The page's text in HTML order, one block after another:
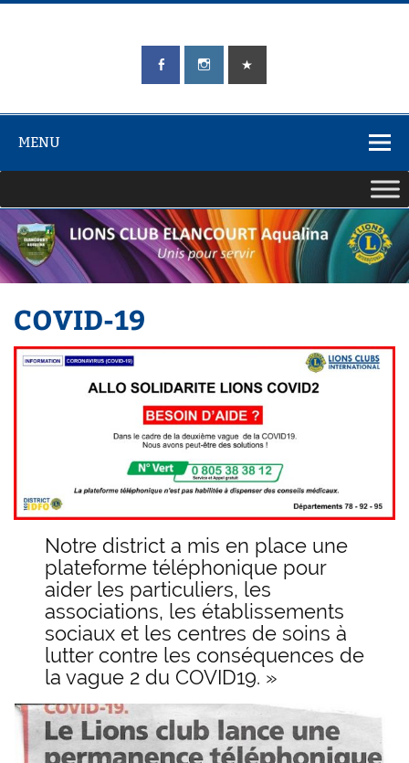
Skip
LIONS CLUB
ÉLANCOURT
MENU
COVID-19
Notre district a mis en place une
plateforme téléphonique pour
aider les particuliers, les
associations, les établissements
sociaux et les centres de soins à
lutter contre les conséquences de
la vague 2 du COVID19. »